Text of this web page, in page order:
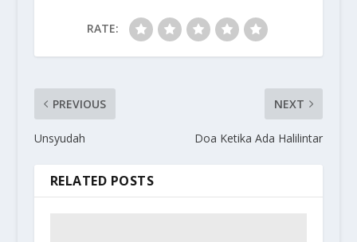
RATE:
PREVIOUS
Unsyudah
NEXT
Doa Ketika Ada Halilintar
RELATED POSTS